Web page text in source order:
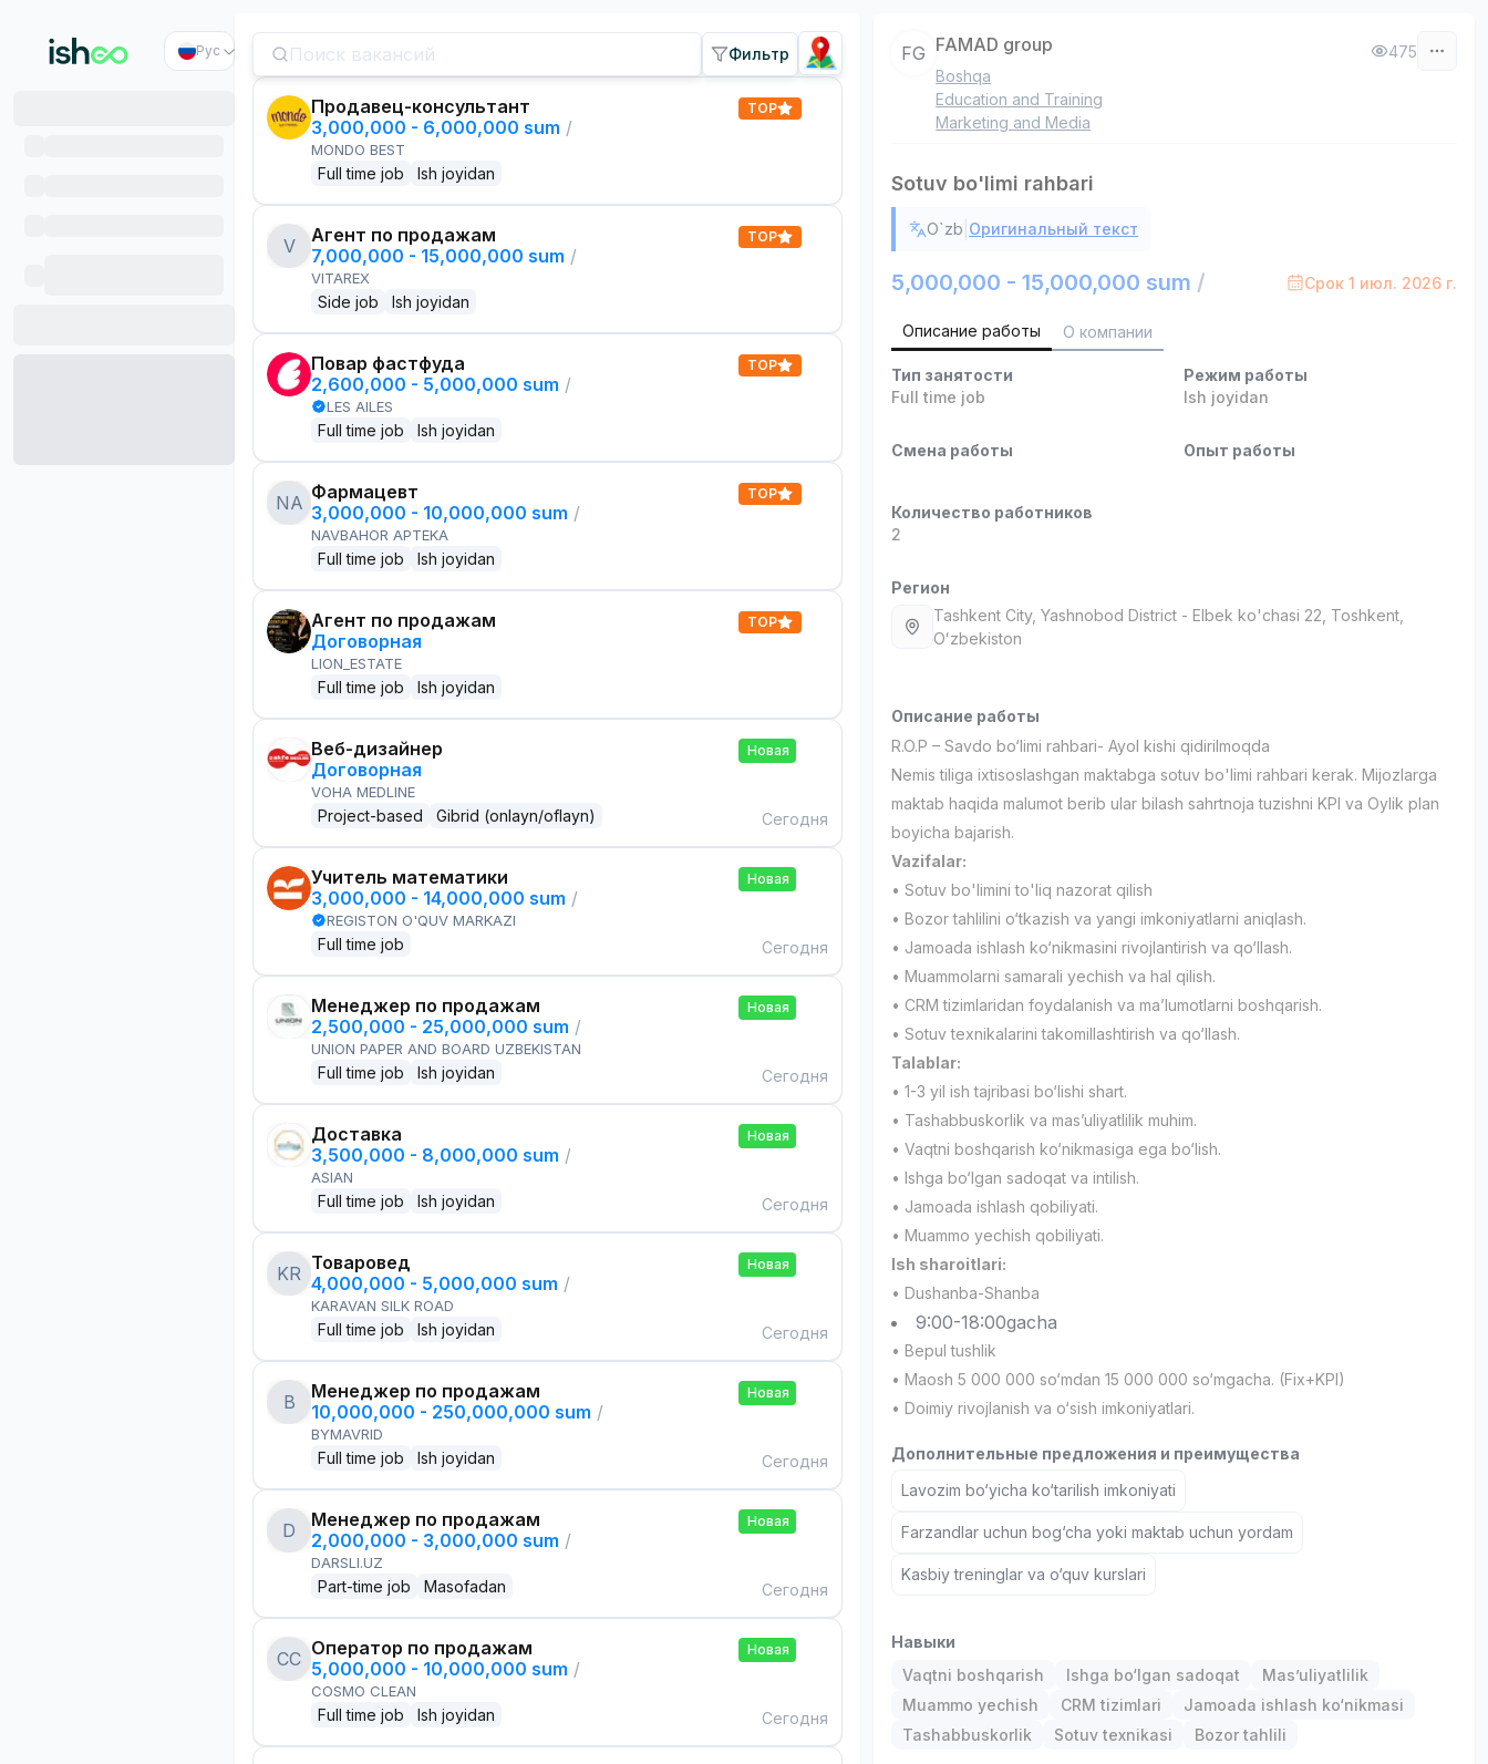
Рус Фильтр
Продавец-консультант
3,000,000 - 6,000,000 sum /
MONDO BEST
Full time job Ish joyidan
TOP
V
Агент по продажам
7,000,000 - 15,000,000 sum /
VITAREX
Side job Ish joyidan
TOP
Повар фастфуда
2,600,000 - 5,000,000 sum /
LES AILES
Full time job Ish joyidan
TOP
NA Фармацевт
3,000,000 - 10,000,000 sum /
NAVBAHOR APTEKA
Full time job Ish joyidan
TOP
Агент по продажам
Договорная
LION_ESTATE
Full time job Ish joyidan
TOP
Веб-дизайнер
Договорная
VOHA MEDLINE
Project-based Gibrid (onlayn/oflayn)
Новая
Сегодня
Учитель математики
3,000,000 - 14,000,000 sum /
REGISTON O'QUV MARKAZI
Full time job
Новая
Сегодня
Менеджер по продажам
2,500,000 - 25,000,000 sum /
UNION PAPER AND BOARD UZBEKISTAN
Full time job Ish joyidan
Новая
Сегодня
Доставка
3,500,000 - 8,000,000 sum /
ASIAN
Full time job Ish joyidan
Новая
Сегодня
KR Товаровед
4,000,000 - 5,000,000 sum /
KARAVAN SILK ROAD
Full time job Ish joyidan
Новая
Сегодня
B
Менеджер по продажам
10,000,000 - 250,000,000 sum /
BYMAVRID
Full time job Ish joyidan
Новая
Сегодня
D
Менеджер по продажам
2,000,000 - 3,000,000 sum /
DARSLI.UZ
Part-time job Masofadan
Новая
Сегодня
CC Оператор по продажам
5,000,000 - 10,000,000 sum /
COSMO CLEAN
Full time job Ish joyidan
Новая
Сегодня
FG FAMAD group
Boshqa
Education and Training
Marketing and Media
475
Sotuv bo'limi rahbari
O`zb Оригинальный текст
5,000,000 - 15,000,000 sum / Срок 1 июл. 2026 г.
Описание работы О компании
Тип занятости
Full time job
Режим работы
Ish joyidan
Смена работы Опыт работы
Количество работников
2
Регион
Tashkent City, Yashnobod District - Elbek ko'chasi 22, Тоshkent,
Oʻzbekiston
Описание работы
R.O.P – Savdo bo‘limi rahbari- Ayol kishi qidirilmoqda
Nemis tiliga ixtisoslashgan maktabga sotuv bo'limi rahbari kerak. Mijozlarga
maktab haqida malumot berib ular bilash sahrtnoja tuzishni KPI va Oylik plan
boyicha bajarish.
Vazifalar:
• Sotuv bo'limini to'liq nazorat qilish
• Bozor tahlilini o‘tkazish va yangi imkoniyatlarni aniqlash.
• Jamoada ishlash ko‘nikmasini rivojlantirish va qo‘llash.
• Muammolarni samarali yechish va hal qilish.
• CRM tizimlaridan foydalanish va ma’lumotlarni boshqarish.
• Sotuv texnikalarini takomillashtirish va qo‘llash.
Talablar:
• 1-3 yil ish tajribasi bo‘lishi shart.
• Tashabbuskorlik va mas’uliyatlilik muhim.
• Vaqtni boshqarish ko‘nikmasiga ega bo‘lish.
• Ishga bo‘lgan sadoqat va intilish.
• Jamoada ishlash qobiliyati.
• Muammo yechish qobiliyati.
Ish sharoitlari:
• Dushanba-Shanba
9:00-18:00gacha
• Bepul tushlik
• Maosh 5 000 000 so‘mdan 15 000 000 so‘mgacha. (Fix+KPI)
• Doimiy rivojlanish va o‘sish imkoniyatlari.
Дополнительные предложения и преимущества
Lavozim bo‘yicha ko‘tarilish imkoniyati
Farzandlar uchun bog‘cha yoki maktab uchun yordam
Kasbiy treninglar va o‘quv kurslari
Навыки
Vaqtni boshqarish
Ishga bo‘lgan sadoqat
Mas’uliyatlilik
Muammo yechish
CRM tizimlari
Jamoada ishlash ko‘nikmasi
Tashabbuskorlik
Sotuv texnikasi Bozor tahlili